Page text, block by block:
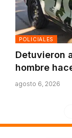
POLICIALES
Detuvieron
hombre
agosto 6, 2026